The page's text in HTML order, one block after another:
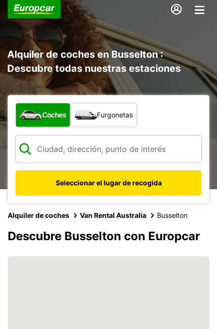
Alquiler de coches en Busselton :
Descubre todas nuestras estaciones
¿Qué tipo de vehículo?
Coches Furgonetas
Seleccionar el lugar de recogida
Alquiler de coches Van Rental Australia Busselton
Descubre Busselton con Europcar